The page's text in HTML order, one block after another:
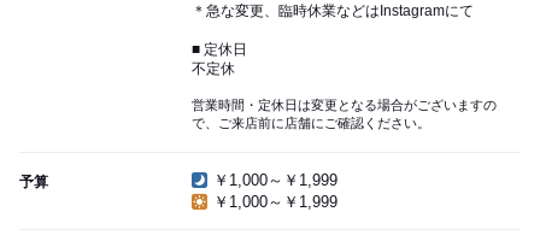
＊急な変更、臨時休業などはInstagramにて
■ 定休日
不定休
営業時間・定休日は変更となる場合がございますの
で、ご来店前に店舗にご確認ください。
予算
￥1,000～￥1,999
￥1,000～￥1,999